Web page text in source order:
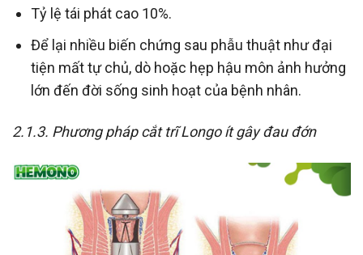
Tỷ lệ tái phát cao 10%.
Để lại nhiều biến chứng sau phẫu thuật như đại
tiện mất tự chủ, dò hoặc hẹp hậu môn ảnh hưởng
lớn đến đời sống sinh hoạt của bệnh nhân.
2.1.3. Phương pháp cắt trĩ Longo ít gây đau đớn